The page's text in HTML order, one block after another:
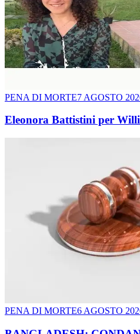
PENA DI MORTE7 AGOSTO
Eleonora Battistini per
PENA DI MORTE6 AGOSTO